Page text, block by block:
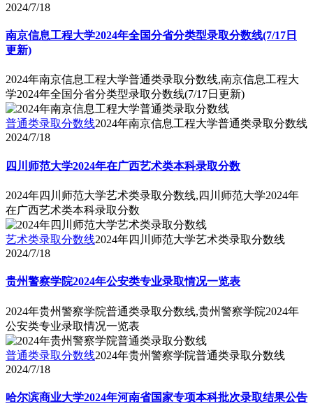
2024/7/18
南京信息工程大学2024年全国分省分类型录取分数线(7/17日
更新)
2024年南京信息工程大学普通类录取分数线,南京信息工程大
学2024年全国分省分类型录取分数线(7/17日更新)
普通类录取分数线2024年南京信息工程大学普通类录取分数线
2024/7/18
四川师范大学2024年在广西艺术类本科录取分数
2024年四川师范大学艺术类录取分数线,四川师范大学2024年
在广西艺术类本科录取分数
艺术类录取分数线2024年四川师范大学艺术类录取分数线
2024/7/18
贵州警察学院2024年公安类专业录取情况一览表
2024年贵州警察学院普通类录取分数线,贵州警察学院2024年
公安类专业录取情况一览表
普通类录取分数线2024年贵州警察学院普通类录取分数线
2024/7/18
哈尔滨商业大学2024年河南省国家专项本科批次录取结果公告